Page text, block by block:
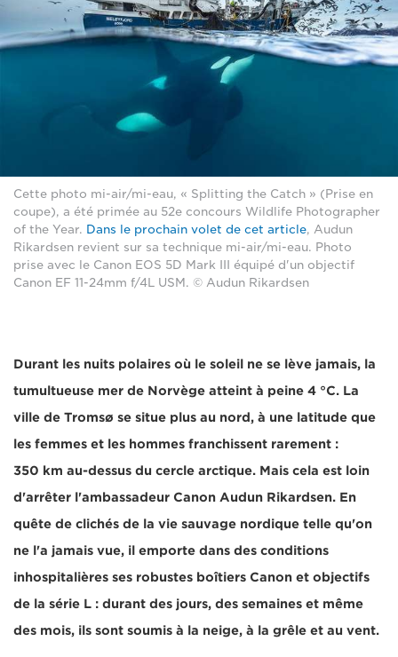
Cette photo mi-air/mi-eau, « Splitting the Catch » (Prise en
coupe), a été primée au 52e concours Wildlife Photographer
of the Year. Dans le prochain volet de cet article, Audun
Rikardsen revient sur sa technique mi-air/mi-eau. Photo
prise avec le Canon EOS 5D Mark III équipé d'un objectif
Canon EF 11-24mm f/4L USM. © Audun Rikardsen
Durant les nuits polaires où le soleil ne se lève jamais, la
tumultueuse mer de Norvège atteint à peine 4 °C. La
ville de Tromsø se situe plus au nord, à une latitude que
les femmes et les hommes franchissent rarement :
350 km au-dessus du cercle arctique. Mais cela est loin
d'arrêter l'ambassadeur Canon Audun Rikardsen. En
quête de clichés de la vie sauvage nordique telle qu'on
ne l'a jamais vue, il emporte dans des conditions
inhospitalières ses robustes boîtiers Canon et objectifs
de la série L : durant des jours, des semaines et même
des mois, ils sont soumis à la neige, à la grêle et au vent.